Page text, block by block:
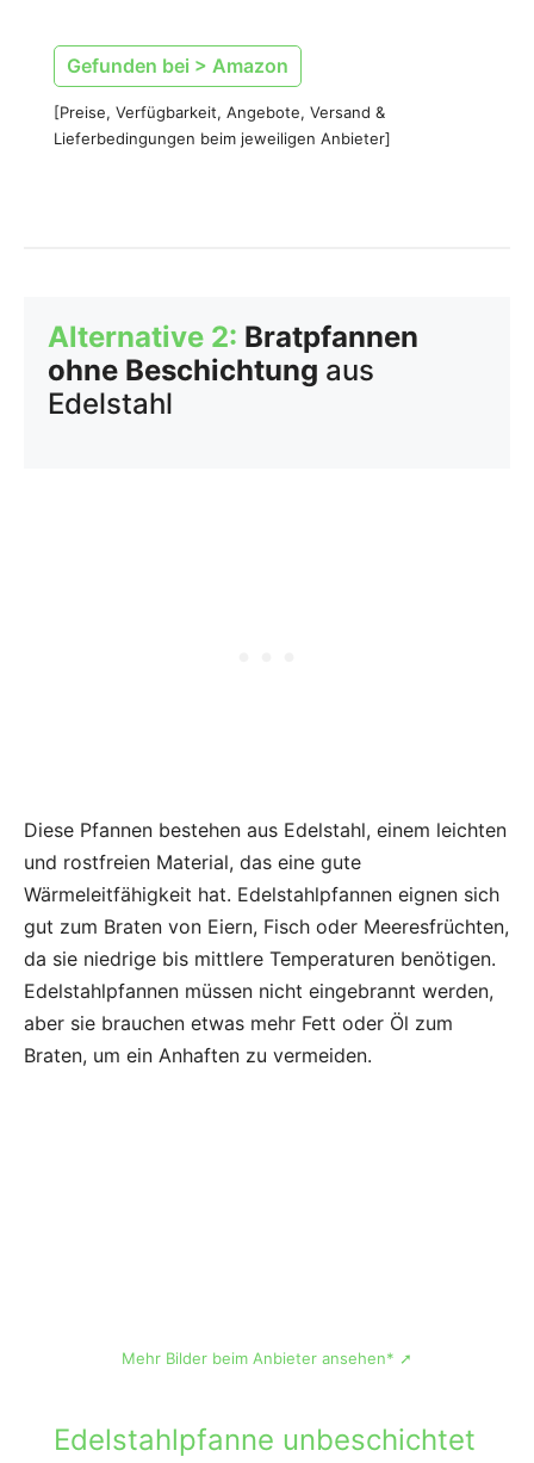
Gefunden bei > Amazon
[Preise, Verfügbarkeit, Angebote, Versand &
Lieferbedingungen beim jeweiligen Anbieter]
Alternative 2: Bratpfannen
ohne Beschichtung aus
Edelstahl
Diese Pfannen bestehen aus Edelstahl, einem leichten
und rostfreien Material, das eine gute
Wärmeleitfähigkeit hat. Edelstahlpfannen eignen sich
gut zum Braten von Eiern, Fisch oder Meeresfrüchten,
da sie niedrige bis mittlere Temperaturen benötigen.
Edelstahlpfannen müssen nicht eingebrannt werden,
aber sie brauchen etwas mehr Fett oder Öl zum
Braten, um ein Anhaften zu vermeiden.
Mehr Bilder beim Anbieter ansehen* ➚
Edelstahlpfanne unbeschichtet